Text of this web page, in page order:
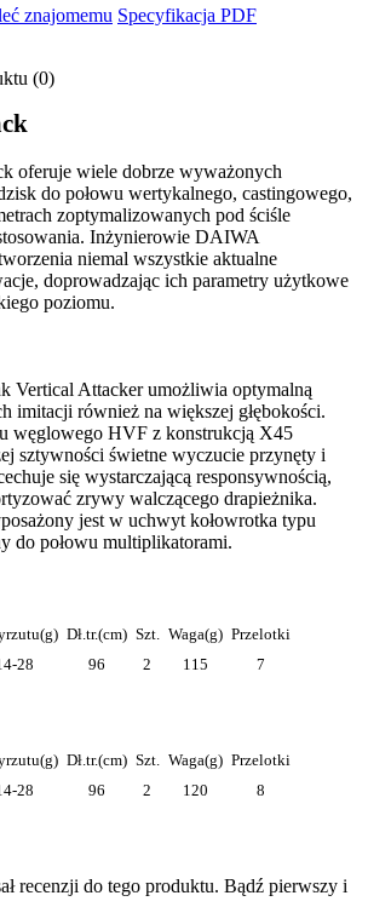
znajomemu Specyfikacja PDF
(0)
oferuje wiele dobrze wyważonych
do połowu wertykalnego, castingowego,
zoptymalizowanych pod ściśle
Inżynierowie DAIWA
niemal wszystkie aktualne
doprowadzając ich parametry użytkowe
poziomu.
Vertical Attacker umożliwia optymalną
imitacji również na większej głębokości.
węglowego HVF z konstrukcją X45
sztywności świetne wyczucie przynęty i
się wystarczającą responsywnością,
zrywy walczącego drapieżnika.
jest w uchwyt kołowrotka typu
do połowu multiplikatorami.
Dł.tr.(cm) Szt. Waga(g) Przelotki
28 96 2 115 7
Dł.tr.(cm) Szt. Waga(g) Przelotki
28 96 2 120 8
recenzji do tego produktu. Bądź pierwszy i